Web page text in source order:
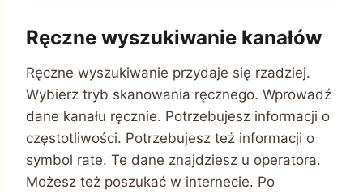
Ręczne wyszukiwanie kanałów
Ręczne wyszukiwanie przydaje się rzadziej.
Wybierz tryb skanowania ręcznego. Wprowadź
dane kanału ręcznie. Potrzebujesz informacji o
częstotliwości. Potrzebujesz też informacji o
symbol rate. Te dane znajdziesz u operatora.
Możesz też poszukać w internecie. Po